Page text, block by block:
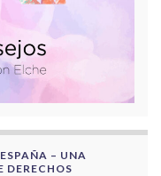
– UNA
DERECHOS